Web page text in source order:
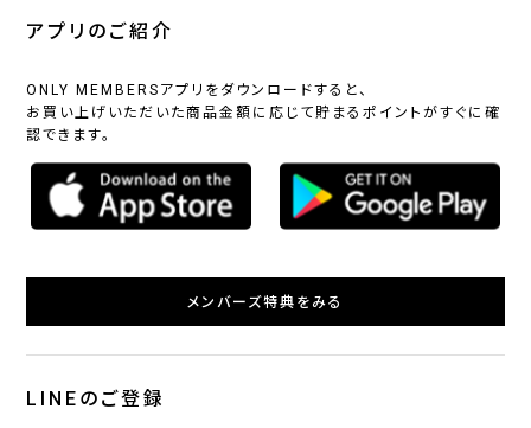
アプリのご紹介
ONLY MEMBERSアプリをダウンロードすると、
お買い上げいただいた商品金額に応じて貯まるポイントがすぐに確
認できます。
メンバーズ特典をみる
LINEのご登録